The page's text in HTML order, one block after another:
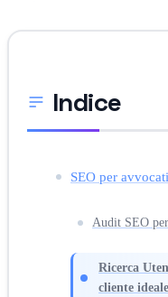
Indice
SEO per avvocati
Audit SEO
Ricerca
cliente ideale